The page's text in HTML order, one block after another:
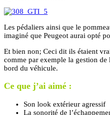
Les pédaliers ainsi que le
imaginé que Peugeot aurai opté
Et bien non; Ceci dit ils étaient
comme par exemple la gestion
bord du véhicule.
Ce que j’ai aimé :
Son look extérieur agressif
La sonorité de